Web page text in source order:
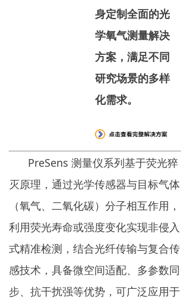
身定制全面的光
学氧气测量解决
方案，满足不同
研究场景的多样
化需求。
PreSens 测量仪系列基于荧光猝
灭原理，通过光学传感器与目标气体
（氧气、二氧化碳）分子相互作用，
利用荧光寿命或强度变化实现非侵入
式精准检测，结合光纤传输与复合传
感技术，具备微空间适配、多参数同
步、抗干扰强等优势，可广泛应用于